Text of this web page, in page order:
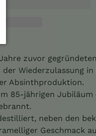
zuvor
Wiederzulassung
Absinthproduktion.
85-jährigen Jubiläum
neben den
Geschmack